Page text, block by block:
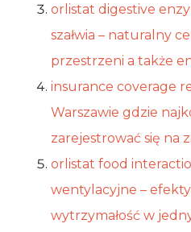
orlistat digestive
szałwia – naturalny
przestrzeni a także
insurance coverage
Warszawie gdzie
zarejestrować się na
orlistat food
wentylacyjne –
wytrzymałość w